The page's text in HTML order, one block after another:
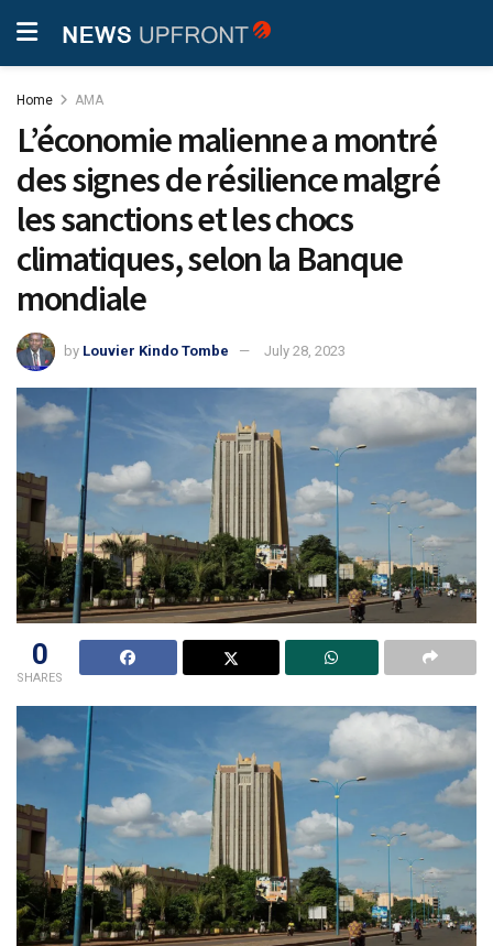
Home AMA
L’économie malienne a montré
des signes de résilience malgré
les sanctions et les chocs
climatiques, selon la Banque
mondiale
by Louvier Kindo Tombe July 28, 2023
0
SHARES